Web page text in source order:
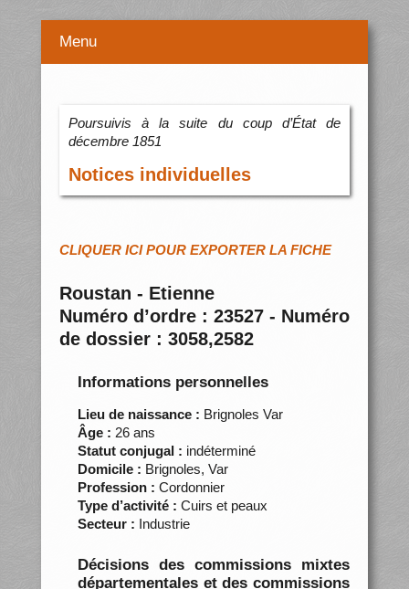
Menu
Poursuivis à la suite du coup d’État de
décembre 1851
Notices individuelles
CLIQUER ICI POUR EXPORTER LA FICHE
Roustan - Etienne
Numéro d’ordre : 23527 - Numéro
de dossier : 3058,2582
Informations personnelles
Lieu de naissance : Brignoles Var
Âge : 26 ans
Statut conjugal : indéterminé
Domicile : Brignoles, Var
Profession : Cordonnier
Type d’activité : Cuirs et peaux
Secteur : Industrie
Décisions des commissions mixtes
départementales et des commissions